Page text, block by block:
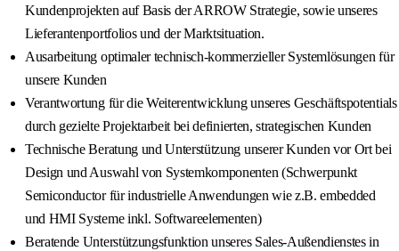
Kundenprojekten auf Basis der ARROW Strategie, sowie unseres
Lieferantenportfolios und der Marktsituation.
Ausarbeitung optimaler technisch-kommerzieller Systemlösungen für
unsere Kunden
Verantwortung für die Weiterentwicklung unseres Geschäftspotentials
durch gezielte Projektarbeit bei definierten, strategischen Kunden
Technische Beratung und Unterstützung unserer Kunden vor Ort bei
Design und Auswahl von Systemkomponenten (Schwerpunkt
Semiconductor für industrielle Anwendungen wie z.B. embedded
und HMI Systeme inkl. Softwareelementen)
Beratende Unterstützungsfunktion unseres Sales-Außendienstes in